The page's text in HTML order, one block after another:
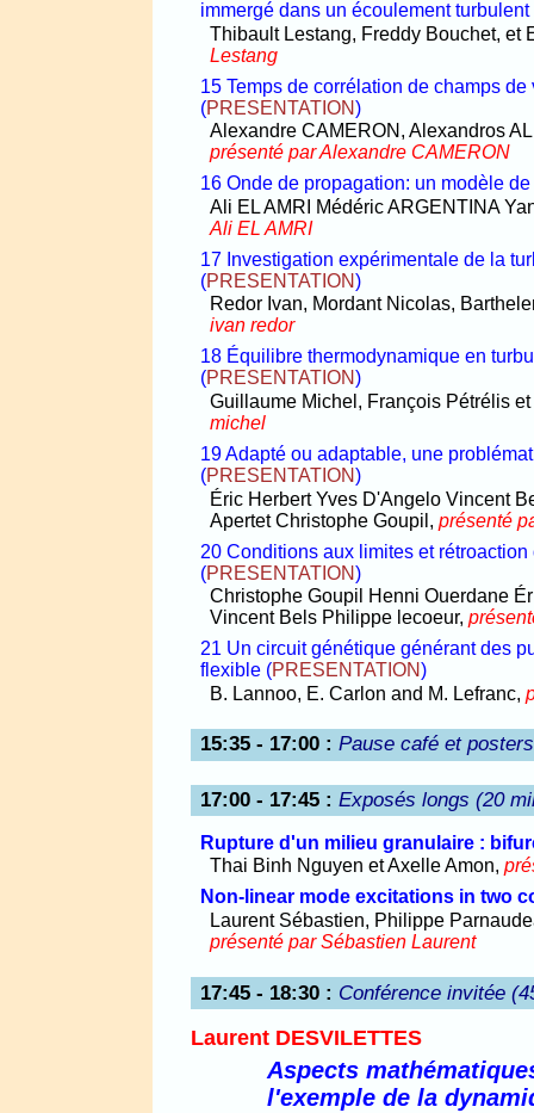
immergé dans un écoulement turbulent
Thibault Lestang, Freddy Bouchet, et
Lestang
15 Temps de corrélation de champs
(PRESENTATION)
Alexandre CAMERON, Alexandros
présenté par Alexandre CAMERON
16 Onde de propagation: un modèle
Ali EL AMRI Médéric ARGENTINA
Ali EL AMRI
17 Investigation expérimentale de la
(PRESENTATION)
Redor Ivan, Mordant Nicolas,
ivan redor
18 Équilibre thermodynamique en
(PRESENTATION)
Guillaume Michel, François Pétrélis
michel
19 Adapté ou adaptable, une
(PRESENTATION)
Éric Herbert Yves D'Angelo Vincent
Apertet Christophe Goupil, présenté
20 Conditions aux limites et
(PRESENTATION)
Christophe Goupil Henni Ouerdane
Vincent Bels Philippe lecoeur,
21 Un circuit génétique générant des
flexible (PRESENTATION)
B. Lannoo, E. Carlon and M. Lefranc,
15:35 - 17:00 :Pause café et
17:00 - 17:45 :Exposés longs (20
Rupture d'un milieu granulaire :
Thai Binh Nguyen et Axelle Amon,
Non-linear mode excitations in two
Laurent Sébastien, Philippe
présenté par Sébastien Laurent
17:45 - 18:30 : Conférence invitée
Laurent DESVILETTES
Aspects
l'exemple de la